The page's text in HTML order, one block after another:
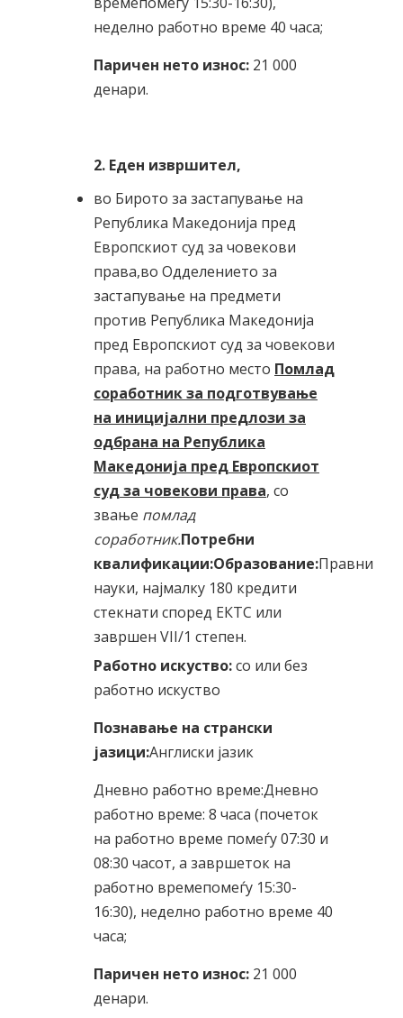
неделно работно време 40 часа;
Паричен нето износ: 21 000
денари.
2. Еден извршител,
во Бирото за застапување на
Република Македонија пред
Европскиот суд за човекови
права,во Одделението за
застапување на предмети
против Република Македонија
пред Европскиот суд за човекови
права, на работно место Помлад
соработник за подготвување
на иницијални предлози за
одбрана на Република
Македонија пред Европскиот
суд за човекови права, со
звање помлад
соработник.Потребни
квалификации:Образование:Правни
науки, најмалку 180 кредити
стекнати според ЕКТС или
завршен VII/1 степен.
Работно искуство:со или без
работно искуство
Познавање на странски
јазици:Англиски јазик
Дневно работно време:Дневно
работно време: 8 часа (почеток
на работно време помеѓу 07:30 и
08:30 часот, а завршеток на
работно времепомеѓу 15:30-
16:30), неделно работно време 40
часа;
Паричен нето износ: 21 000
денари.